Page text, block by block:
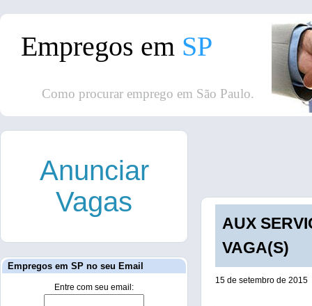
Empregos em SP
Como procurar emprego em São Paulo.
AUX
VAGA(S)
15 de setembro de 2015
Anunciar
Vagas
Empregos em SP no seu Email
Entre com seu email: